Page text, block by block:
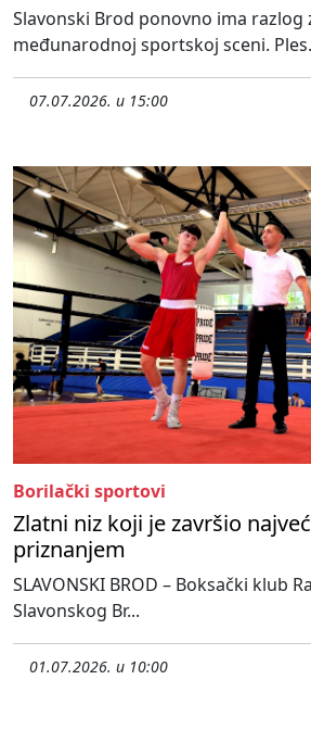
Slavonski Brod ponovno ima razlog
međunarodnoj sportskoj sceni.
07.07.2026. u 15:00
Borilački sportovi
Zlatni niz koji je završio
priznanjem
SLAVONSKI BROD – Boksački klub
Slavonskog Br...
01.07.2026. u 10:00